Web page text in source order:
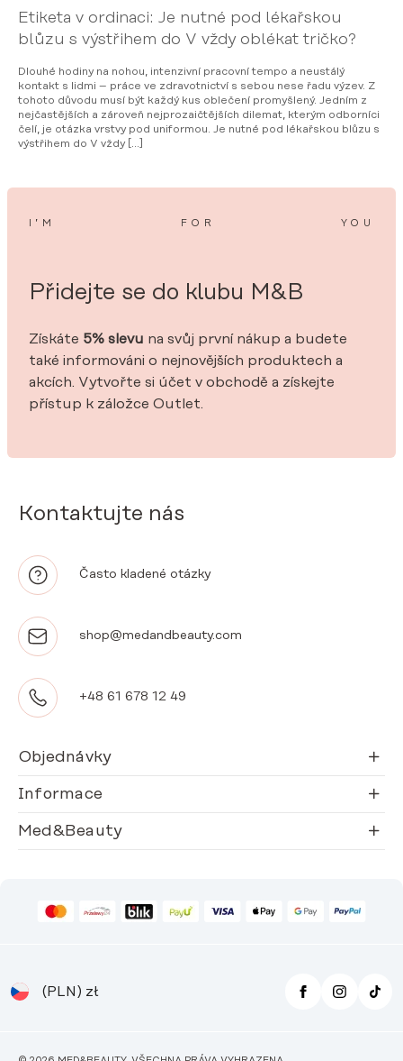
Etiketa v ordinaci: Je nutné pod lékařskou
blůzu s výstřihem do V vždy oblékat tričko?
Dlouhé hodiny na nohou, intenzivní pracovní tempo a neustálý
kontakt s lidmi – práce ve zdravotnictví s sebou nese řadu výzev. Z
tohoto důvodu musí být každý kus oblečení promyšlený. Jedním z
nejčastějších a zároveň nejprozaičtějších dilemat, kterým odborníci
čelí, je otázka vrstvy pod uniformou. Je nutné pod lékařskou blůzu s
výstřihem do V vždy […]
Kontaktujte nás
Často kladené otázky
shop@medandbeauty.com
+48 61 678 12 49
Objednávky
Informace
Med&Beauty
I’M FOR YOU
Přidejte se do klubu M&B
Získáte 5% slevu na svůj první nákup a budete
také informováni o nejnovějších produktech a
akcích. Vytvořte si účet v obchodě a získejte
přístup k záložce Outlet.
(PLN) zł